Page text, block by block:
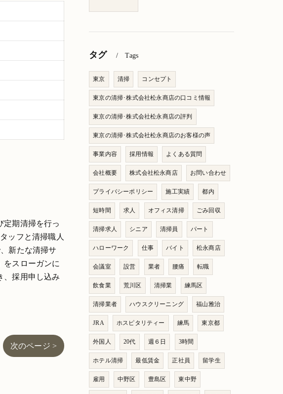
定期清掃を行っ
ッフと清掃職人
新たな清掃サ
をスローガンに
、採用申し込み
次のページ >
タグ Tags
東京 清掃 コンセプト
東京の清掃･株式会社松永商店の口コミ情報
東京の清掃･株式会社松永商店の評判
東京の清掃･株式会社松永商店のお客様の声
事業内容 採用情報 よくある質問
会社概要 株式会社松永商店 お問い合わせ
プライバシーポリシー 施工実績 都内
短時間 求人 オフィス清掃 ごみ回収
清掃求人 シニア 清掃員 パート
ハローワーク 仕事 バイト 松永商店
会議室 設営 業者 腰痛 転職
飲食業 荒川区 清掃業 練馬区
清掃業者 ハウスクリーニング 福山雅治
JRA ホスピタリティー 練馬 東京都
外国人 20代 週６日 3時間
ホテル清掃 最低賃金 正社員 留学生
雇用 中野区 豊島区 東中野